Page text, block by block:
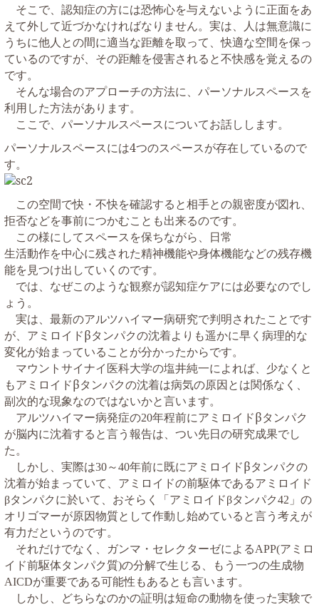
そこで、認知症の方には恐怖心を与えないように正面をあ
えて外して近づかなければなりません。実は、人は無意識に
うちに他人との間に適当な距離を取って、快適な空間を保っ
ているのですが、その距離を侵害されると不快感を覚えるの
です。
そんな場合のアプローチの方法に、パーソナルスペースを
利用した方法があります。
ここで、パーソナルスペースについてお話しします。
パーソナルスペースには4つのスペースが存在しているので
す。
この空間で快・不快を確認すると相手との親密度が図れ、
拒否などを事前につかむことも出来るのです。
この様にしてスペースを保ちながら、日常
生活動作を中心に残された精神機能や身体機能などの残存機
能を見つけ出していくのです。
では、なぜこのような観察が認知症ケアには必要なのでし
ょう。
実は、最新のアルツハイマー病研究で判明されたことです
が、アミロイドβタンパクの沈着よりも遥かに早く病理的な
変化が始まっていることが分かったからです。
マウントサイナイ医科大学の塩井純一によれば、少なくと
もアミロイドβタンパクの沈着は病気の原因とは関係なく、
副次的な現象なのではないかと言います。
アルツハイマー病発症の20年程前にアミロイドβタンパク
が脳内に沈着すると言う報告は、つい先日の研究成果でし
た。
しかし、実際は30～40年前に既にアミロイドβタンパクの
沈着が始まっていて、アミロイドの前駆体であるアミロイド
βタンパクに於いて、おそらく「アミロイドβタンパク42 」の
オリゴマーが原因物質として作動し始めていると言う考えが
有力だというのです。
それだけでなく、ガンマ・セレクターゼによるAPP(アミロ
イド前駆体タンパク質)の分解で生じる、もう一つの生成物
AICDが重要である可能性もあるとも言います。
しかし、どちらなのかの証明は短命の動物を使った実験で